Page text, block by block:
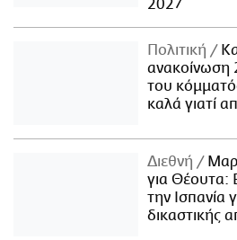
2027
Πολιτική
ανακοίνωση
του
καλά γιατί
Διεθνή
για Θέουτα:
την Ισπανία
δικαστικής